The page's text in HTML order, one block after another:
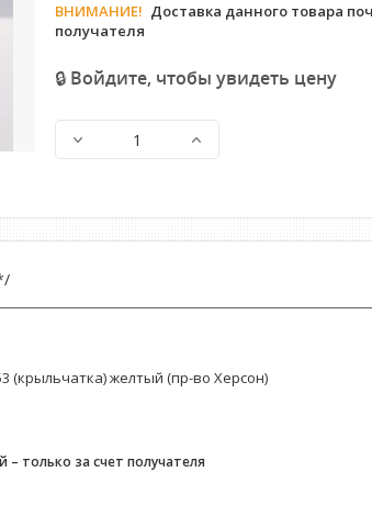
ВНИМАНИЕ! Доставка данного товара
получателя
🔒 Войдите, чтобы увидеть цену
(крыльчатка) желтый (пр-во Херсон)
только за счет получателя